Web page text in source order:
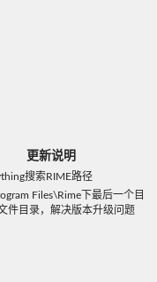
更新说明
搜索RIME路径
Files\Rime下最后一个目
件目录，解决版本升级问题